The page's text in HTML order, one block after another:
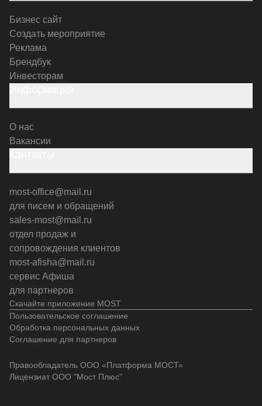
Скачайте приложение MOST
Бизнес сайт
Создать мероприятие
Реклама
Брендбук
Инвесторам
О нас
Вакансии
most-office@mail.ru
для писем и обращений
sales-most@mail.ru
отдел продаж и
сопровождения клиентов
most-afisha@mail.ru
сервис Афиша
для партнеров
Пользовательское соглашение
Обработка персональных данных
Соглашение для партнеров
Правообладатель ООО «Платформа МОСТ»
Лицензиат ООО "Мост Плюс"